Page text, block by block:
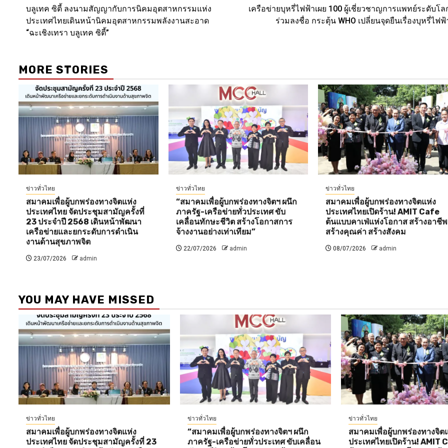
navigation
บลูเทค ซิตี้ ลงนามสัญญากับการนิคมอุตสาหกรรมแห่ง
ประเทศไทยเดินหน้านิคมอุตสาหกรรมพลังงานสะอาด
“ฉะเชิงเทรา บลูเทค ซิตี้”
เครือข่ายบุหรี่ไฟฟ้าเผย 100 ผู้เชี่ยวชาญการแพทย์ระดับโล
ร่วมลงชื่อ กระตุ้น WHO เปลี่ยนจุดยืนเรื่องบุหรี่ไฟฟ้
MORE STORIES
ข่าวทั่วไทย
สมาคมเพื่อผู้บกพร่องทางจิตแห่ง
ประเทศไทย จัดประชุมสามัญครั้งที่
23 ประจำปี 2568 เดินหน้าพัฒนา
เครือข่ายและยกระดับการดำเนิน
งานด้านสุขภาพจิต
23/07/2026 admin
ข่าวทั่วไทย
“สมาคมเพื่อผู้บกพร่องทางจิตฯ ผนึก
ภาครัฐ-เครือข่ายทั่วประเทศ ขับ
เคลื่อนทักษะชีวิต สร้างโอกาสการ
จ้างงานอย่างเท่าเทียม”
22/07/2026 admin
ข่าวทั่วไทย
สมาคมเพื่อผู้บกพร่องทางจิตแห่ง
ประเทศไทยเปิดร้าน! AMIT Cafe
ต้นแบบคาเฟ่แห่งโอกาส สร้างอาชีพ
สร้างคุณค่า สร้างสังคม
08/07/2026 admin
YOU MAY HAVE MISSED
ข่าวทั่วไทย
สมาคมเพื่อผู้บกพร่องทางจิตแห่ง
ประเทศไทย จัดประชุมสามัญครั้งที่ 23
ข่าวทั่วไทย
“สมาคมเพื่อผู้บกพร่องทางจิตฯ ผนึก
ภาครัฐ-เครือข่ายทั่วประเทศ ขับเคลื่อน
ข่าวทั่วไทย
สมาคมเพื่อผู้บกพร่องทางจิต
ประเทศไทยเปิดร้าน! AMIT